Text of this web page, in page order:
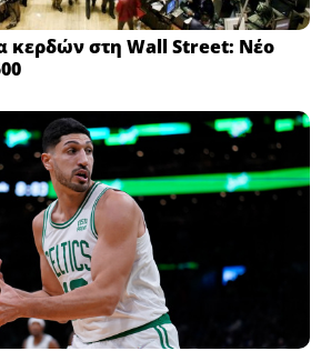
κερδών στη Wall Street: Νέο